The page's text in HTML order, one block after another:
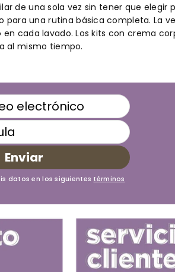
de una sola vez sin tener que elegir
una rutina básica completa. La
cada lavado. Los kits con crema
al mismo tiempo.
Enviar
datos en los siguientes términos